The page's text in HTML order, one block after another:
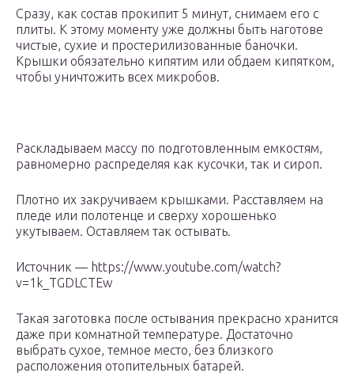
Сразу, как состав прокипит 5 минут, снимаем его с
плиты. К этому моменту уже должны быть наготове
чистые, сухие и простерилизованные баночки.
Крышки обязательно кипятим или обдаем кипятком,
чтобы уничтожить всех микробов.
Раскладываем массу по подготовленным емкостям,
равномерно распределяя как кусочки, так и сироп.
Плотно их закручиваем крышками. Расставляем на
пледе или полотенце и сверху хорошенько
укутываем. Оставляем так остывать.
Источник — https://www.youtube.com/watch?
v=1k_TGDLCTEw
Такая заготовка после остывания прекрасно хранится
даже при комнатной температуре. Достаточно
выбрать сухое, темное место, без близкого
расположения отопительных батарей.